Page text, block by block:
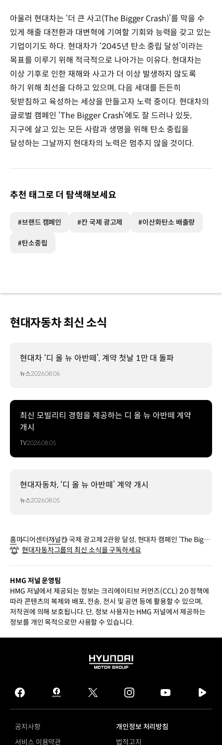
아울러 현대차는 ‘더 큰 사고(The Bigger Crash)’를 막을 수
있게 해줄 대전환과 대변혁에 기여할 기회와 능력을 갖고 있는
기업이기도 하다. 현대차가 ‘2045년 탄소 중립 달성’이라는
목표를 이루기 위해 적극적으로 나아가는 이유다. 현대차는
이상 기후로 인한 재해와 사고가 더 이상 발생하지 않도록
하기 위해 최선을 다하고 있으며, 다음 세대를 든든히
뒷받침하고 육성하는 세상을 만들고자 노력 중이다. 현대차의
글로벌 캠페인 ‘The Bigger Crash’에도 잘 드러나 있듯,
지구에 살고 있는 모든 사람과 생명을 위해 탄소 중립을
달성하는 그날까지 현대차의 노력은 멈추지 않을 것이다.
추천 태그로 더 탐색해보세요
#브랜드 캠페인 #칸 국제 광고제 #이산화탄소 배출량
#탄소중립
현대자동차 최신 소식
현대차 ‘디 올 뉴 아반떼’, 계약 첫날 1만 대 돌파
뉴스2026.08.06
최신 모빌리티 경험을 제공하는 디 올 뉴 아반떼 계약
개시
TV2026.08.05
현대자동차, ‘디 올 뉴 아반떼’ 계약 개시
뉴스2026.08.05
홈미디어센터저널칸 국제 광고제 2관왕 달성, 현대차 캠페인 ‘The Bigge
r Crash’에는 어떤 의미가 담겼을까?
현대자동차그룹의 최신 소식을 구독하세요
HMG 저널 운영팀
HMG 저널에서 제공되는 정보는 크리에이티브 커먼즈(CCL) 2.0 정책에
따라 콘텐츠의 복제와 배포, 전송, 전시 및 공연 등에 활용할 수 있으며,
저작권에 의해 보호됩니다. 단, 정보 사용자는 HMG 저널에서 제공하는
정보를 개인 목적으로만 사용할 수 있습니다.
HYUNDAI
GROUP
facebook
hmg
journal
twitter instagram
tv
공지사항
개인정보 처리방침
서비스 이용약관
법적고지